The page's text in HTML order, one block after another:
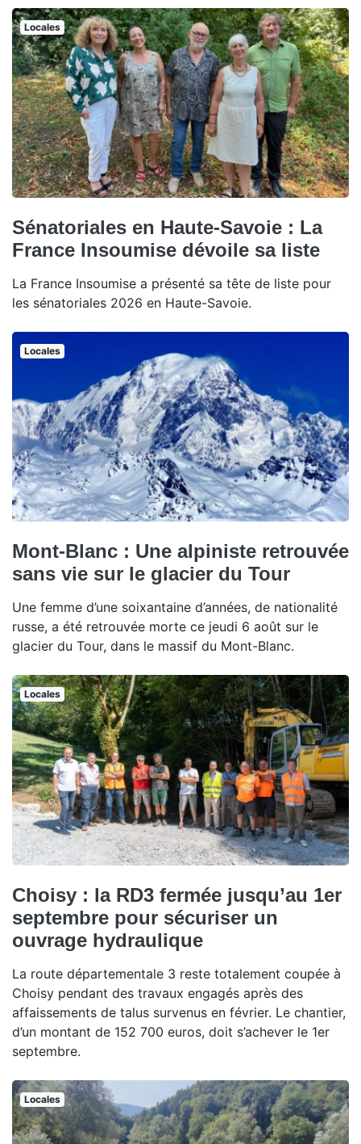
Locales
Sénatoriales en Haute-Savoie : La
France Insoumise dévoile sa liste
La France Insoumise a présenté sa tête de liste pour
les sénatoriales 2026 en Haute-Savoie.
Locales
Mont-Blanc : Une alpiniste retrouvée
sans vie sur le glacier du Tour
Une femme d’une soixantaine d’années, de nationalité
russe, a été retrouvée morte ce jeudi 6 août sur le
glacier du Tour, dans le massif du Mont-Blanc.
Locales
Choisy : la RD3 fermée jusqu’au 1er
septembre pour sécuriser un
ouvrage hydraulique
La route départementale 3 reste totalement coupée à
Choisy pendant des travaux engagés après des
affaissements de talus survenus en février. Le chantier,
d’un montant de 152 700 euros, doit s’achever le 1er
septembre.
Locales